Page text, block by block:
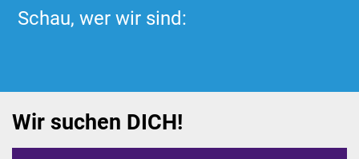
Beratung
Hilfebox
Schau, wer wir sind:
Wir suchen DICH!